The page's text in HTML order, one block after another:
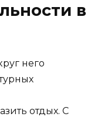
в
него
отдых. С